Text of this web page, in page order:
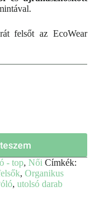
felsőt az EcoWear
- top, Női Címkék:
, Organikus
, utolsó darab